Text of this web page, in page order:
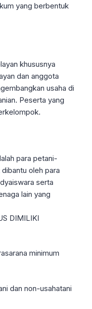
yang berbentuk
khususnya
dan anggota
usaha di
Peserta yang
para petani-
oleh para
serta
lain yang
DIMILIKI
minimum
dan non-usahatani